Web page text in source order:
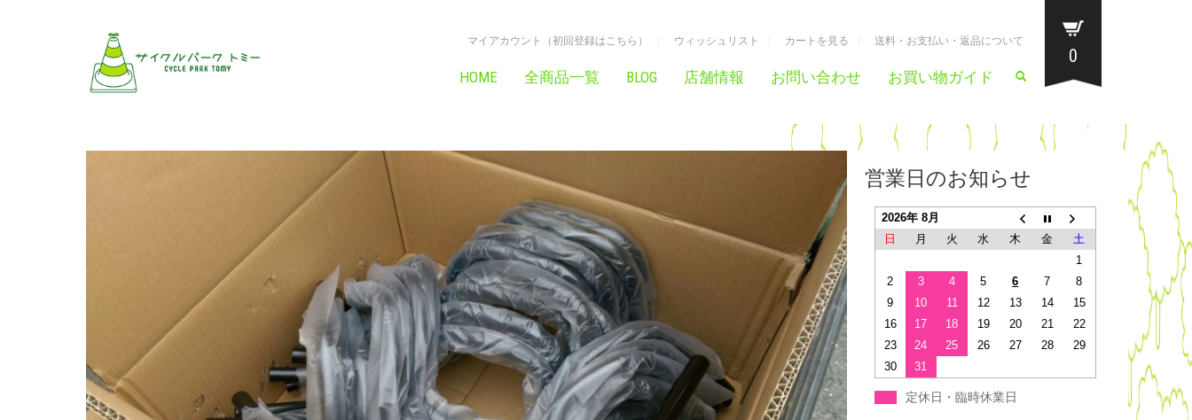
マイアカウント（初回登録はこちら） ウィッシュリスト カートを見る 送料・お支払い・返品について
HOME 全商品一覧 BLOG 店舗情報 お問い合わせ お買い物ガイド
0
営業日のお知らせ
2026年 8月
日
月 火 水 木 金
土
1
2
3 4 5 6 7
8
9
10 11 12 13 14
15
16
17 18 19 20 21
22
23
24 25 26 27 28
29
30
31
定休日・臨時休業日